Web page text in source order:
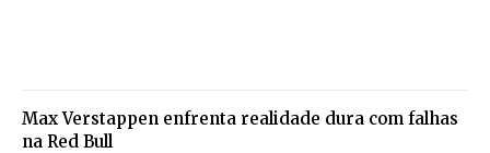
Max Verstappen enfrenta realidade dura com falhas
na Red Bull